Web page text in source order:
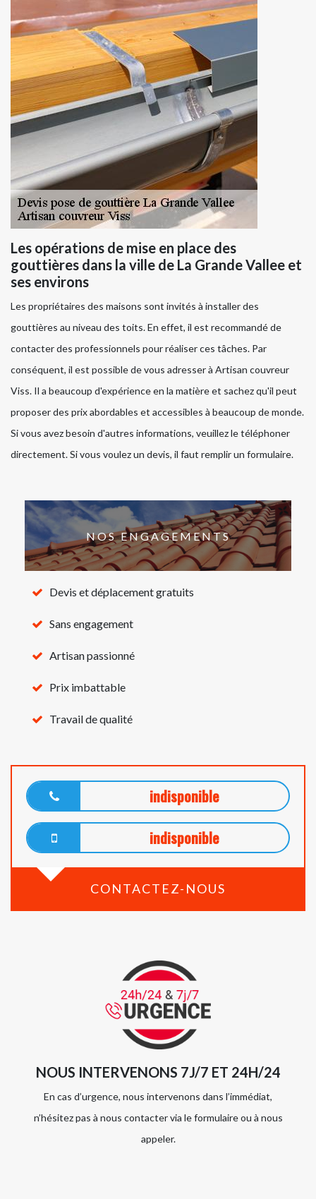
Les opérations de mise en place des
gouttières dans la ville de La Grande Vallee et
ses environs
Les propriétaires des maisons sont invités à installer des
gouttières au niveau des toits. En effet, il est recommandé de
contacter des professionnels pour réaliser ces tâches. Par
conséquent, il est possible de vous adresser à Artisan couvreur
Viss. Il a beaucoup d'expérience en la matière et sachez qu'il peut
proposer des prix abordables et accessibles à beaucoup de monde.
Si vous avez besoin d'autres informations, veuillez le téléphoner
directement. Si vous voulez un devis, il faut remplir un formulaire.
NOS ENGAGEMENTS
Devis et déplacement gratuits
Sans engagement
Artisan passionné
Prix imbattable
Travail de qualité
indisponible
indisponible
CONTACTEZ-NOUS
NOUS INTERVENONS 7J/7 ET 24H/24
En cas d’urgence, nous intervenons dans l’immédiat,
n’hésitez pas à nous contacter via le formulaire ou à nous
appeler.